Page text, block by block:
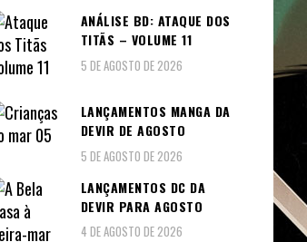
ANÁLISE BD: ATAQUE DOS
TITÃS – VOLUME 11
5 DE AGOSTO DE 2026
LANÇAMENTOS MANGA DA
DEVIR DE AGOSTO
5 DE AGOSTO DE 2026
LANÇAMENTOS DC DA
DEVIR PARA AGOSTO
4 DE AGOSTO DE 2026